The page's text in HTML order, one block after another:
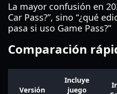
La mayor confusión en
Car Pass?”, sino “¿qué
pasa si uso Game Pass?”
Comparación
Versión
Incluye
juego